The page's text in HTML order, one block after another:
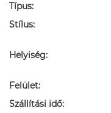
Típus:
Stílus:
Helyiség:
Felület:
Szállítási idő: